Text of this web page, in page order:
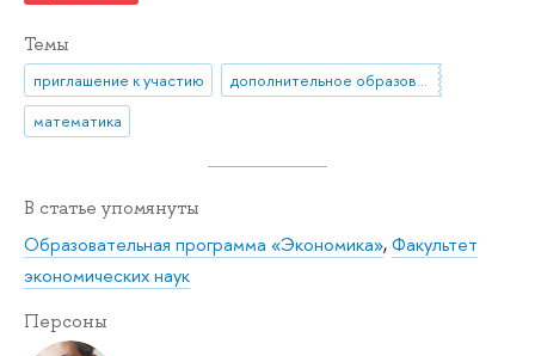
Темы
приглашение к участию
дополнительное образование
математика
В статье упомянуты
Образовательная программа «Экономика»,Факультет
экономических наук
Персоны